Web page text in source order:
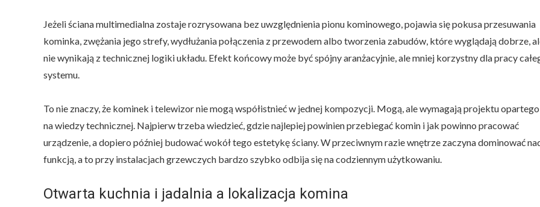
Jeżeli ściana multimedialna zostaje rozrysowana bez uwzględnienia pionu kominowego, pojawia się pokusa przesuwania
kominka, zwężania jego strefy, wydłużania połączenia z przewodem albo tworzenia zabudów, które wyglądają dobrze,
nie wynikają z technicznej logiki układu. Efekt końcowy może być spójny aranżacyjnie, ale mniej korzystny dla pracy
systemu.
To nie znaczy, że kominek i telewizor nie mogą współistnieć w jednej kompozycji. Mogą, ale wymagają projektu opartego
na wiedzy technicznej. Najpierw trzeba wiedzieć, gdzie najlepiej powinien przebiegać komin i jak powinno pracować
urządzenie, a dopiero później budować wokół tego estetykę ściany. W przeciwnym razie wnętrze zaczyna dominować
funkcją, a to przy instalacjach grzewczych bardzo szybko odbija się na codziennym użytkowaniu.
Otwarta kuchnia i jadalnia a lokalizacja komina